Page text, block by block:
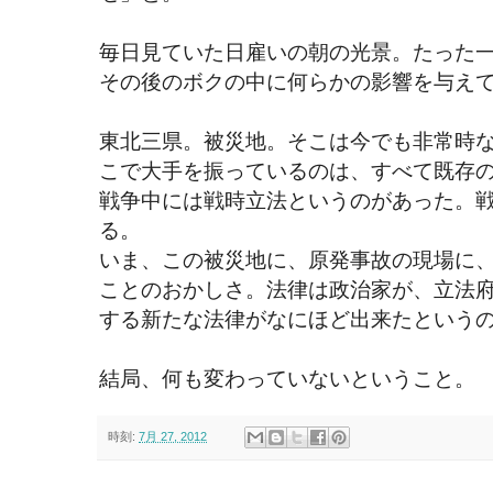
毎日見ていた日雇いの朝の光景。たった
その後のボクの中に何らかの影響を与え
東北三県。被災地。そこは今でも非常時
こで大手を振っているのは、すべて既存
戦争中には戦時立法というのがあった。
る。
いま、この被災地に、原発事故の現場に
ことのおかしさ。法律は政治家が、立法
する新たな法律がなにほど出来たという
結局、何も変わっていないということ。
時刻: 7月 27, 2012